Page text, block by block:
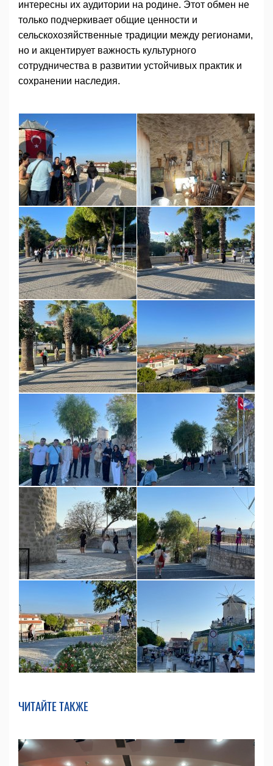
интересны их аудитории на родине. Этот обмен не
только подчеркивает общие ценности и
сельскохозяйственные традиции между регионами,
но и акцентирует важность культурного
сотрудничества в развитии устойчивых практик и
сохранении наследия.
ЧИТАЙТЕ ТАКЖЕ